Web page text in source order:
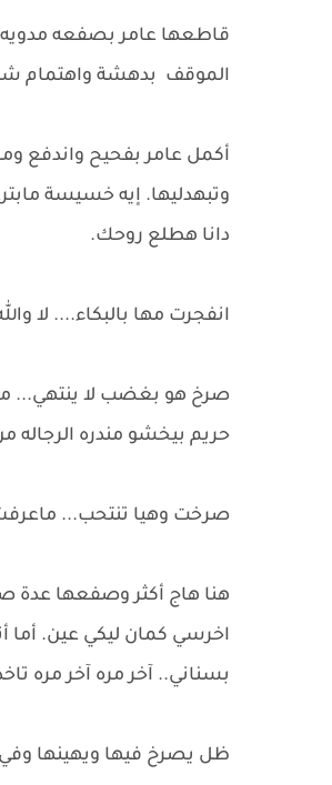
قاطعها عامر بصفعه
الموقف بدهشة واهتمام
أكمل عامر بفحيح واندفع
وتبهدليها. إيه خسيسة
دانا هطلع روحك.
انفجرت مها بالبكاء.... لا
صرخ هو بغضب لا ينتهي...
حريم بيخشو مندره الرجاله
صرخت وهيا تنتحب...
هنا هاج أكثر وصفعها عدة
اخرسي كمان ليكي عين.
بسناني.. آخر مره آخر مره
ظل يصرخ فيها ويهينها